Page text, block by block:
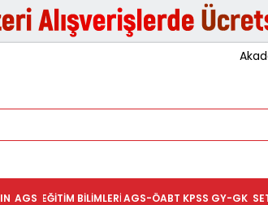
KPSS GY-GK
AGS-ÖABT
EĞITIM BILIMLERI
AGS